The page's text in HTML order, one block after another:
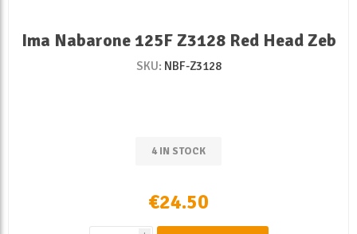
Ima Nabarone 125F Z3128 Red Head Zeb
SKU: NBF-Z3128
4 IN STOCK
€24.50